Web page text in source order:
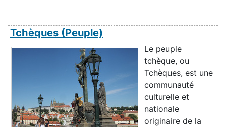
Tchèques (Peuple)
Le peuple
tchèque, ou
Tchèques, est une
communauté
culturelle et
nationale
originaire de la